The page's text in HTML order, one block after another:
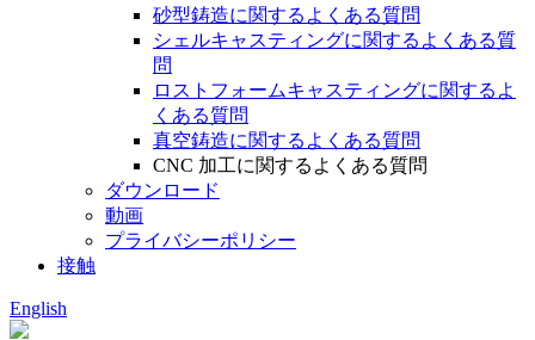
砂型鋳造に関するよくある質問
シェルキャスティングに関するよくある質
問
ロストフォームキャスティングに関するよ
くある質問
真空鋳造に関するよくある質問
CNC 加工に関するよくある質問
ダウンロード
動画
プライバシーポリシー
接触
English